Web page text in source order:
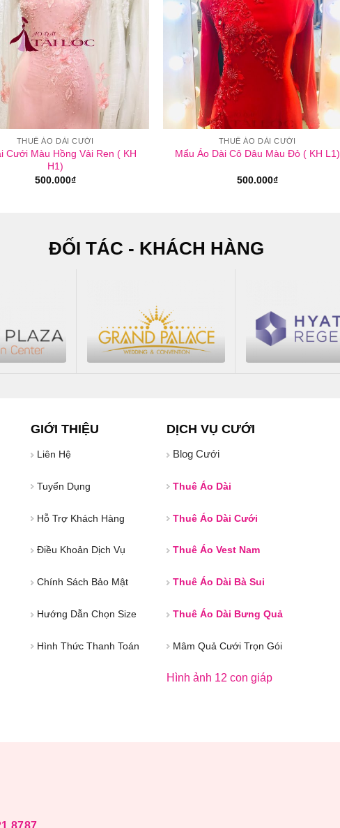
THUÊ ÁO DÀI CƯỚI
Cưới Màu Hồng Vải Ren ( KH
H1)
500.000₫
THUÊ ÁO DÀI CƯỚI
Mẩu Áo Dài Cô Dâu Màu Đỏ ( KH L1)
500.000₫
ĐỐI TÁC - KHÁCH HÀNG
GIỚI THIỆU
Liên Hệ
Tuyển Dụng
Hỗ Trợ Khách Hàng
Điều Khoản Dịch Vụ
Chính Sách Bảo Mật
Hướng Dẫn Chọn Size
Hình Thức Thanh Toán
DỊCH VỤ CƯỚI
Blog Cưới
Thuê Áo Dài
Thuê Áo Dài Cưới
Thuê Áo Vest Nam
Thuê Áo Dài Bà Sui
Thuê Áo Dài Bưng Quả
Mâm Quả Cưới Trọn Gói
Hình ảnh 12 con giáp